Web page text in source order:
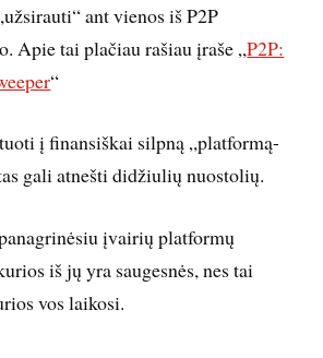
ant vienos iš P2P
Apie tai plačiau rašiau įraše „P2P:
“
į finansiškai silpną „platformą-
gali atnešti didžiulių nuostolių.
įvairių platformų
iš jų yra saugesnės, nes tai
vos laikosi.